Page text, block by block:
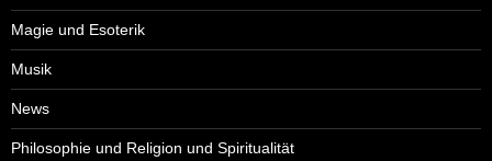
Magie und Esoterik
Musik
News
Philosophie und Religion und Spiritualität